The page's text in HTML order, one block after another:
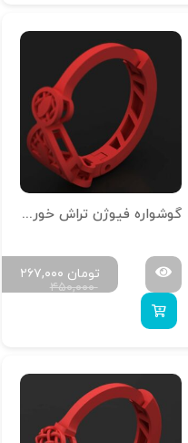
گوشواره فیوژن تراش خور G-T-S-05
۴۵۰,۰۰۰
۲۶۷,۰۰۰ تومان